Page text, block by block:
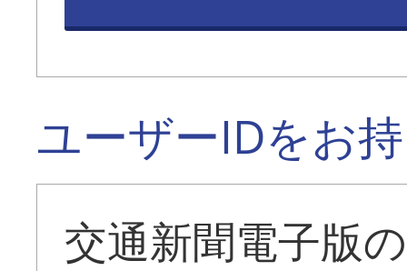
ユーザーIDをお
交通新聞電子版